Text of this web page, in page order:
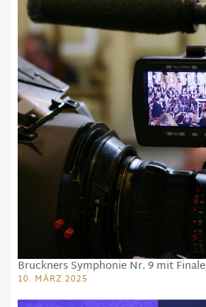
Bruckners Symphonie Nr. 9 mit Finale
10. MÄRZ 2025